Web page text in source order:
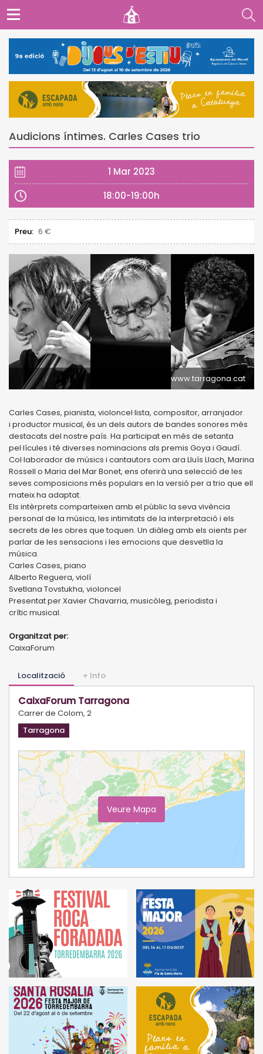
Audicions íntimes. Carles Cases trio
1 Mar 2023
18:00-19:00h
Preu: 6 €
www.tarragona.cat
Carles Cases, pianista, violoncel·lista, compositor, arranjador
i productor musical, és un dels autors de bandes sonores més
destacats del nostre país. Ha participat en més de setanta
pel·lícules i té diverses nominacions als premis Goya i Gaudí.
Col·laborador de músics i cantautors com ara Lluís Llach, Marina
Rossell o Maria del Mar Bonet, ens oferirà una selecció de les
seves composicions més populars en la versió per a trio que ell
mateix ha adaptat.
Els intèrprets comparteixen amb el públic la seva vivència
personal de la música, les intimitats de la interpretació i els
secrets de les obres que toquen. Un diàleg amb els oients per
parlar de les sensacions i les emocions que desvetlla la
música.
Carles Cases, piano
Alberto Reguera, violí
Svetlana Tovstukha, violoncel
Presentat per Xavier Chavarria, musicòleg, periodista i
crític musical.
Organitzat per:
CaixaForum
Localització + Info
CaixaForum Tarragona
Carrer de Colom, 2
Tarragona
Veure Mapa